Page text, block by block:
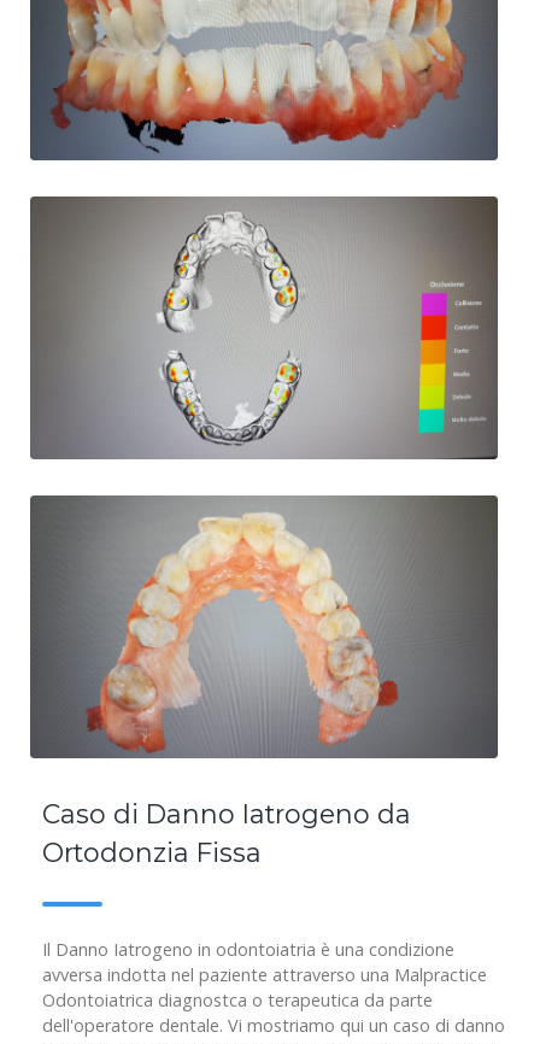
Caso di Danno Iatrogeno da
Ortodonzia Fissa
Il Danno Iatrogeno in odontoiatria è una condizione
avversa indotta nel paziente attraverso una Malpractice
Odontoiatrica diagnostca o terapeutica da parte
dell'operatore dentale. Vi mostriamo qui un caso di danno